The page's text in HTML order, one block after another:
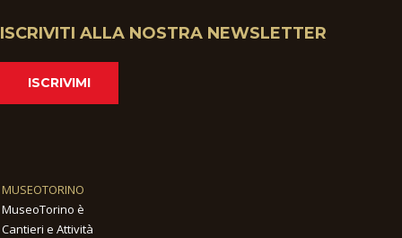
ISCRIVITI ALLA NOSTRA NEWSLETTER
ISCRIVIMI
MUSEOTORINO
MuseoTorino è
Cantieri e Attività